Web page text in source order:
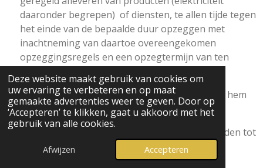
Deze website maakt gebruik van cookies om
uw ervaring te verbeteren en op maat
gemaakte advertenties weer te geven. Door op
‘Accepteren’ te klikken, gaat u akkoord met het
gebruik van alle cookies.
Afwijzen Accepteren
daaronder begrepen) of diensten, te allen tijde tegen
het einde van de bepaalde duur opzeggen met
inachtneming van daartoe overeengekomen
opzeggingsregels en een opzegtermijn van ten
tenminste opzeggen op dezelfde wijze als zij door hem
zijn aangegaan;
te allen tijde opzeggen en niet beperkt worden tot
opzegging op een bepaald tijdstip of in een